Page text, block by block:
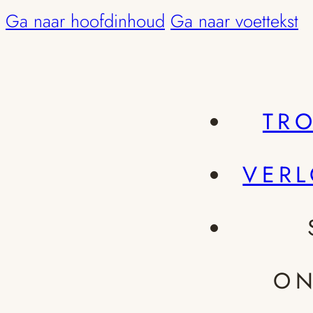
Ga naar hoofdinhoud Ga naar voettekst